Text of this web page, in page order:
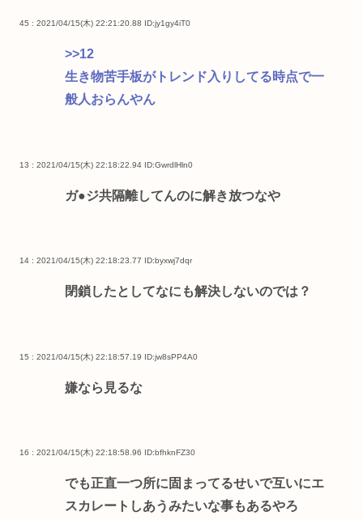
45 : 2021/04/15(木) 22:21:20.88 ID:jy1gy4iT0
>>12
生き物苦手板がトレンド入りしてる時点で一
般人おらんやん
13 : 2021/04/15(木) 22:18:22.94 ID:GwrdlHln0
ガ●ジ共隔離してんのに解き放つなや
14 : 2021/04/15(木) 22:18:23.77 ID:byxwj7dqr
閉鎖したとしてなにも解決しないのでは？
15 : 2021/04/15(木) 22:18:57.19 ID:jw8sPP4A0
嫌なら見るな
16 : 2021/04/15(木) 22:18:58.96 ID:bfhknFZ30
でも正直一つ所に固まってるせいで互いにエ
スカレートしあうみたいな事もあるやろ